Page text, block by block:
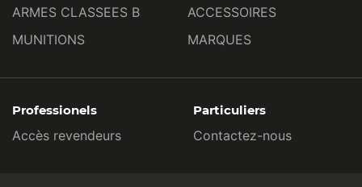
ARMES CLASSEES B
MUNITIONS
ACCESSOIRES
MARQUES
Professionels
Accès revendeurs
Particuliers
Contactez-nous